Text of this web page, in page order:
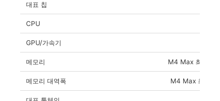
대표 칩
CPU
GPU/가속기
메모리 M4 Max 최대
메모리 대역폭 M4 Max 최대